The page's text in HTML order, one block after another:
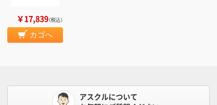
￥17,839（税込）
カゴへ
アスクルについて